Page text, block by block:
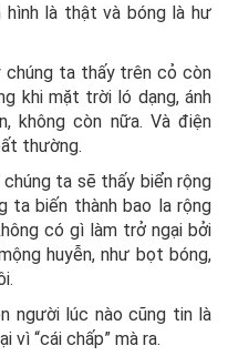
là thật và bóng là hư
chúng ta thấy trên cỏ còn
khi mặt trời ló dạng, ánh
không còn nữa. Và điện
thường.
ta sẽ thấy biển rộng
ta biến thành bao la rộng
có gì làm trở ngại bởi
huyễn, như bọt bóng,
người lúc nào cũng tin là
vì “cái chấp” mà ra.